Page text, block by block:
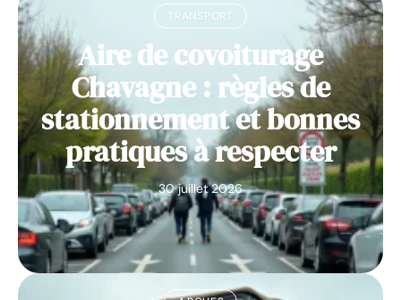
TRANSPORT
Aire de covoiturage
Chavagne : règles de
stationnement et bonnes
pratiques à respecter
30 juillet 2026